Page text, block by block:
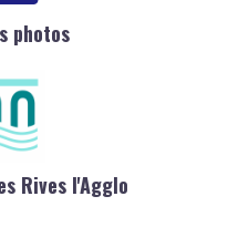
photos
Rives l'Agglo